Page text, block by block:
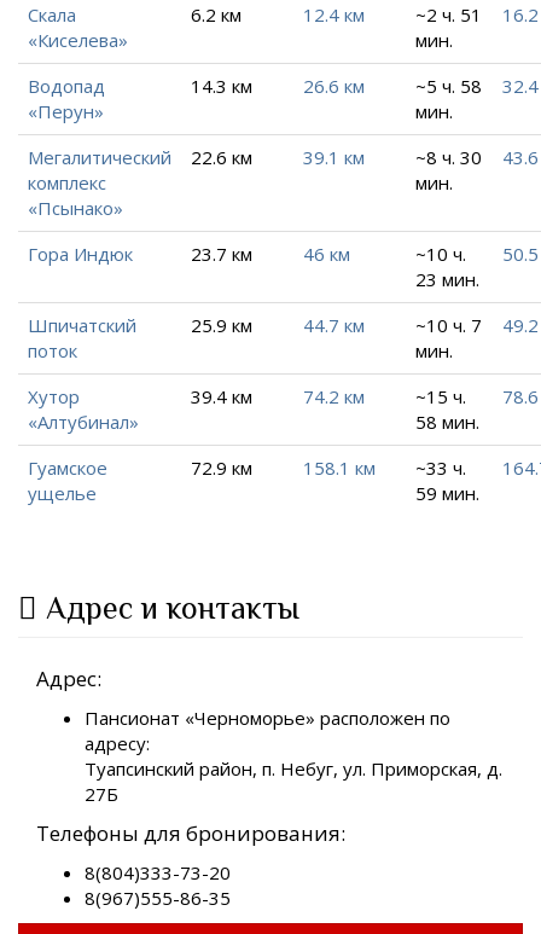
Скала
«Киселева»
6.2 км 12.4 км
~2 ч. 51
мин.
Водопад
«Перун»
14.3 км 26.6 км
~5 ч. 58
мин.
Мегалитический
комплекс
«Псынако»
22.6 км 39.1 км
~8 ч. 30
мин.
Гора Индюк 23.7 км 46 км
~10 ч.
23 мин.
Шпичатский
поток
25.9 км 44.7 км
~10 ч. 7
мин.
Хутор
«Алтубинал»
39.4 км 74.2 км
~15 ч.
58 мин.
Гуамское
ущелье
72.9 км 158.1 км
~33 ч.
59 мин.
Адрес и контакты
Адрес:
Пансионат «Черноморье» расположен по
адресу:
Туапсинский район, п. Небуг, ул. Приморская, д.
27Б
Телефоны для бронирования:
8(804)333-73-20
8(967)555-86-35